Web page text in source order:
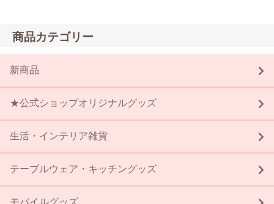
商品カテゴリー
新商品
★公式ショップオリジナルグッズ
生活・インテリア雑貨
テーブルウェア・キッチングッズ
モバイルグッズ